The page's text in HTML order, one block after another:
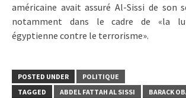
américaine avait assuré Al-Sissi de son
notamment dans le cadre de «la
égyptienne contre le terrorisme».
POSTED UNDER
POLITIQUE
TAGGED
ABDEL FATTAH AL SISSI BARACK